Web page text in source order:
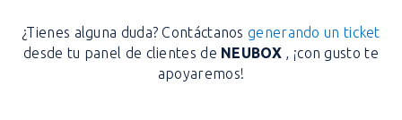
¿Tienes alguna duda? Contáctanos generando un ticket
desde tu panel de clientes de NEUBOX , ¡con gusto te
apoyaremos!